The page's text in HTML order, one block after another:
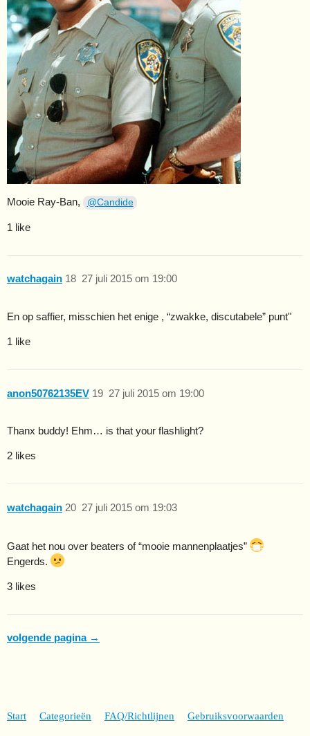
Mooie Ray-Ban, @Candide
1 like
watchagain 27 juli 2015 om 19:00
18
En op saffier, misschien het enige , “zwakke, discutabele” punt"
1 like
anon50762135EV 27 juli 2015 om 19:00
19
Thanx buddy! Ehm… is that your flashlight?
2 likes
watchagain 27 juli 2015 om 19:03
20
Gaat het nou over beaters of “mooie mannenplaatjes”
Engerds.
3 likes
volgende pagina →
Start Categorieën FAQ/Richtlijnen Gebruiksvoorwaarden